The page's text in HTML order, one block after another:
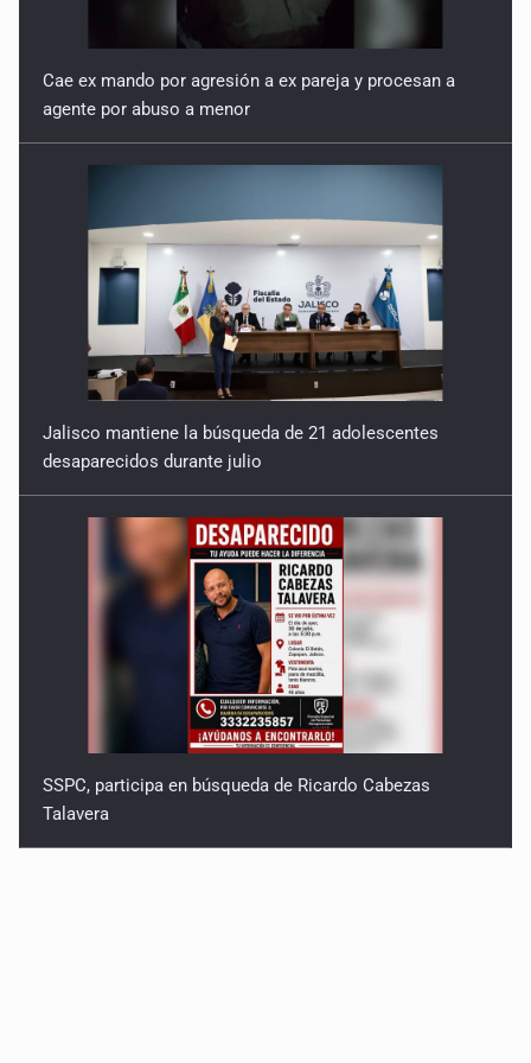
Cae ex mando por agresión a ex pareja y procesan a
agente por abuso a menor
Jalisco mantiene la búsqueda de 21 adolescentes
desaparecidos durante julio
SSPC, participa en búsqueda de Ricardo Cabezas
Talavera